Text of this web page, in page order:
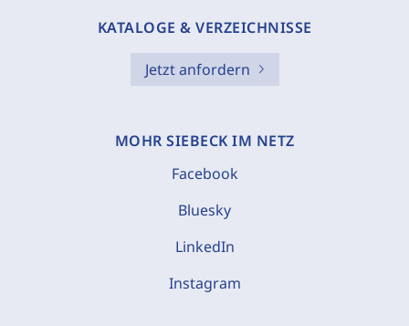
KATALOGE & VERZEICHNISSE
Jetzt anfordern
MOHR SIEBECK IM NETZ
Facebook
Bluesky
LinkedIn
Instagram